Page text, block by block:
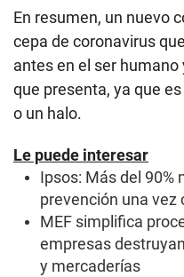
En resumen, un nuevo
cepa de coronavirus
antes en el ser
que presenta, ya que
o un halo.
Le puede interesar
Ipsos: Más del 90%
prevención una vez
MEF simplifica
empresas
y mercaderías